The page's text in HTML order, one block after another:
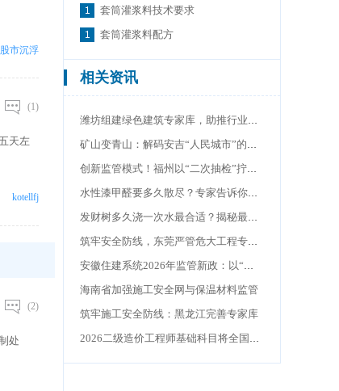
股市沉浮
(1)
天左
kotellfj
(2)
处
套筒灌浆料技术要求
套筒灌浆料配方
相关资讯
潍坊组建绿色建筑专家库，助推行业高质量发展
矿山变青山：解码安吉“人民城市”的二十年答卷
创新监管模式！福州以“二次抽检”拧紧工程消防“安全阀”
水性漆甲醛要多久散尽？专家告诉你答案，这个时间很重要
发财树多久浇一次水最合适？揭秘最佳浇水周期，你做对了吗
筑牢安全防线，东莞严管危大工程专家论证质量
安徽住建系统2026年监管新政：以“综合查一次”重塑营商环境
海南省加强施工安全网与保温材料监管
筑牢施工安全防线：黑龙江完善专家库
2026二级造价工程师基础科目将全国统一命题